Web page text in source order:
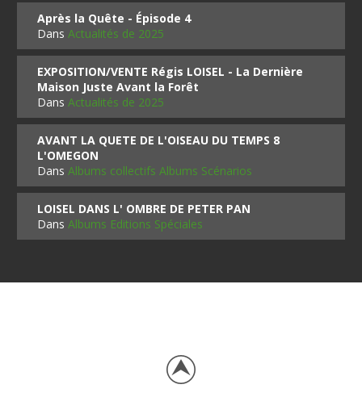
Après la Quête - Épisode 4
DansActualités de 2025
EXPOSITION/VENTE Régis LOISEL - La Dernière
Maison Juste Avant la Forêt
DansActualités de 2025
AVANT LA QUETE DE L'OISEAU DU TEMPS 8
L'OMEGON
DansAlbums collectifs Albums Scénarios
LOISEL DANS L' OMBRE DE PETER PAN
DansAlbums Editions Spéciales